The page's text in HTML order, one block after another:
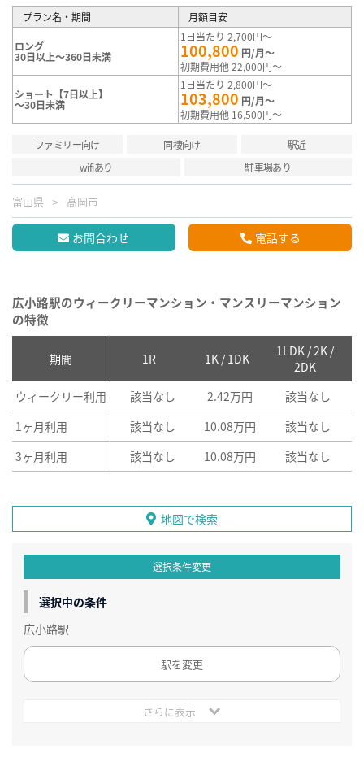
プラン名・期間 月額目安
ロング
30日以上～360日未満
1日当たり 2,700円～
100,800 円/月～
初期費用他 22,000円～
ショート【7日以上】
～30日未満
1日当たり 2,800円～
103,800 円/月～
初期費用他 16,500円～
ファミリー向け 同棲向け
駅近
wifiあり
駐車場あり
富山県 高岡市
お問合わせ 電話する
広小路駅のウィークリーマンション・マンスリーマンション
の特徴
期間 1R 1K / 1DK
1LDK / 2K /
2DK
ウィークリー利用 該当なし 2.42万円 該当なし
1ヶ月利用
該当なし 10.08万円 該当なし
3ヶ月利用
該当なし 10.08万円 該当なし
地図で検索
選択条件変更
選択中の条件
広小路駅
駅を変更
さらに表示